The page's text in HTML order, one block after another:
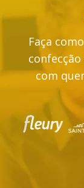
Faça
com